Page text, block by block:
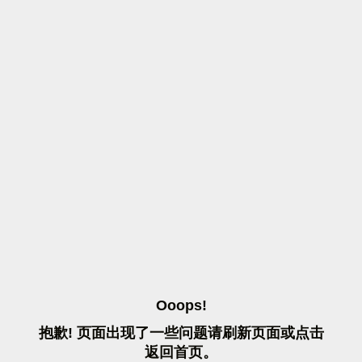
OOOPS!
抱歉! 页面出现了一些问题请刷 新页面或点击
返 回首页。